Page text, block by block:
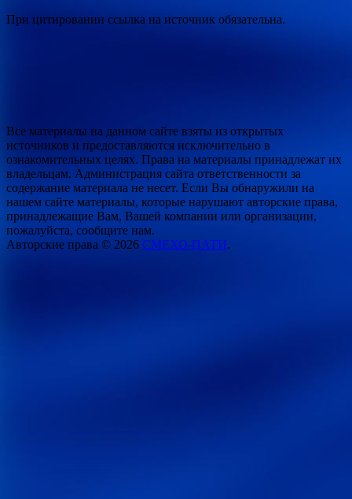
При цитировании ссылка на источник обязательна.
Все материалы на данном сайте взяты из открытых
источников и предоставляются исключительно в
ознакомительных целях. Права на материалы принадлежат их
владельцам. Администрация сайта ответственности за
содержание материала не несет. Если Вы обнаружили на
нашем сайте материалы, которые нарушают авторские права,
принадлежащие Вам, Вашей компании или организации,
пожалуйста, сообщите нам.
Авторские права © 2026 СМЕХО-ПАТИ.